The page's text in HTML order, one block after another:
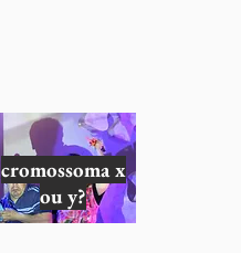
cromossoma x
ou y?